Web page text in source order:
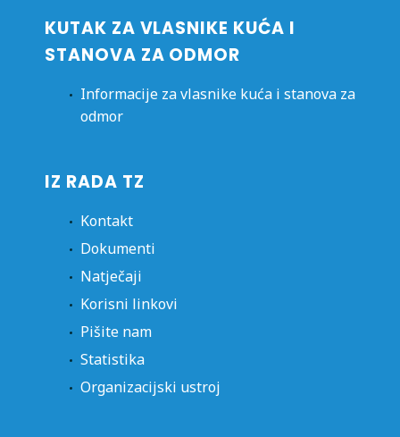
KUTAK ZA VLASNIKE KUĆA I
STANOVA ZA ODMOR
Informacije za vlasnike kuća i stanova za
odmor
IZ RADA TZ
Kontakt
Dokumenti
Natječaji
Korisni linkovi
Pišite nam
Statistika
Organizacijski ustroj